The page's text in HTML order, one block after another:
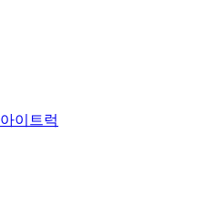
아이트럭